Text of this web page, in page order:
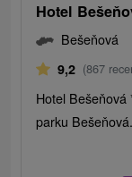
Hotel
Bešeňová
9,2 (867
Hotel
parku